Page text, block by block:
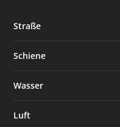
Straße
Schiene
Wasser
Luft